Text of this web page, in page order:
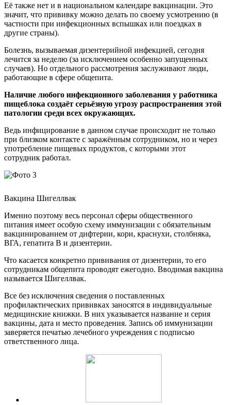
Её также нет и в национальном календаре вакцинации. Это
значит, что прививку можно делать по своему усмотрению (в
частности при инфекционных вспышках или поездках в
другие страны).
Болезнь, вызываемая дизентерийной инфекцией, сегодня
лечится за неделю (за исключением особенно запущенных
случаев). Но отдельного рассмотрения заслуживают люди,
работающие в сфере общепита.
Наличие любого инфекционного заболевания у работника
пищеблока создаёт серьёзную угрозу распространения этой
патологии среди всех окружающих.
Ведь инфицирование в данном случае происходит не только
при близком контакте с заражённым сотрудником, но и через
употребление пищевых продуктов, с которыми этот
сотрудник работал.
Вакцина Шигеллвак
Именно поэтому весь персонал сферы общественного
питания имеет особую схему иммунизации с обязательным
вакцинированием от дифтерии, кори, краснухи, столбняка,
ВГА, гепатита В и дизентерии.
Что касается конкретно прививания от дизентерии, то его
сотрудникам общепита проводят ежегодно. Вводимая вакцина
называется Шигеллвак.
Все без исключения сведения о поставленных
профилактических прививках заносятся в индивидуальные
медицинские книжки. В них указывается название и серия
вакцины, дата и место проведения. Запись об иммунизации
заверяется печатью лечебного учреждения с подписью
ответственного лица.